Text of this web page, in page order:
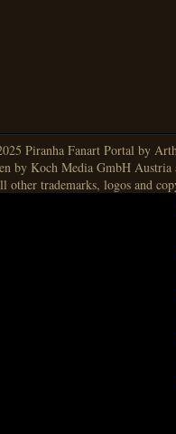
Piranha Fanart Portal by
by Koch Media GmbH
other trademarks, logos and